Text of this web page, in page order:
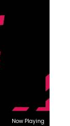
Now Playing